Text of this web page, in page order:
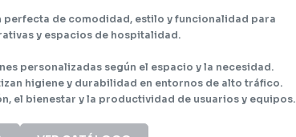
de comodidad, estilo y funcionalidad para
y espacios de hospitalidad.
personalizadas según el espacio y la necesidad.
higiene y durabilidad en entornos de alto tráfico.
el bienestar y la productividad de usuarios y equipos.